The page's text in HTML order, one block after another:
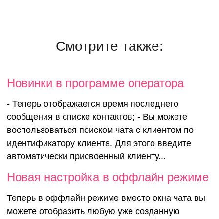
Смотрите также:
Новинки в программе оператора
- Теперь отображается время последнего
сообщения в списке контактов; - Вы можете
воспользоваться поиском чата с клиентом по
идентификатору клиента. Для этого введите
автоматически присвоенный клиенту...
Новая настройка в оффлайн режиме
Теперь в оффлайн режиме вместо окна чата вы
можете отобразить любую уже созданную